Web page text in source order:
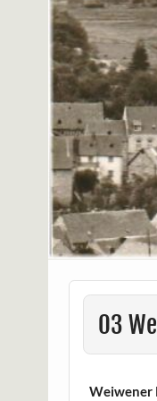
03
Weiwener